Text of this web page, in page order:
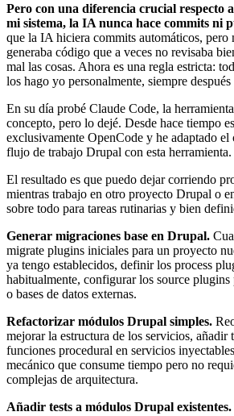
Pero con una diferencia crucial respecto
mi sistema, la IA nunca hace commits ni
que la IA hiciera commits automáticos, pero
generaba código que a veces no revisaba
mal las cosas. Ahora es una regla estricta:
los hago yo personalmente, siempre
En su día probé Claude Code, la
concepto, pero lo dejé. Desde hace tiempo
exclusivamente OpenCode y he adaptado
flujo de trabajo Drupal con esta herramienta.
El resultado es que puedo dejar corriendo
mientras trabajo en otro proyecto Drupal o
sobre todo para tareas rutinarias y bien
Generar migraciones base en Drupal.
migrate plugins iniciales para un proyecto
ya tengo establecidos, definir los process
habitualmente, configurar los source plugins
o bases de datos externas.
Refactorizar módulos Drupal simples.
mejorar la estructura de los servicios,
funciones procedural en servicios
mecánico que consume tiempo pero no
complejas de arquitectura.
Añadir tests a módulos Drupal existentes.